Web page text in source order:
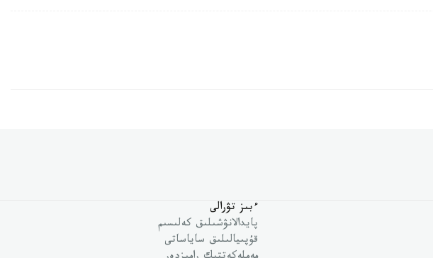
ءبىز تۋرالى
پايدالانۋشىلىق كەلىسىم
قۇپىيالىلىق ساياساتى